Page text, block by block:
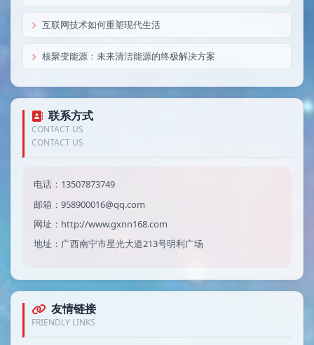
互联网技术如何重塑现代生活
核聚变能源：未来清洁能源的终极解决方案
联系方式
CONTACT US
CONTACT US
电话：13507873749
邮箱：958900016@qq.com
网址：http://www.gxnn168.com
地址：广西南宁市星光大道213号明利广场
友情链接
FRIENDLY LINKS